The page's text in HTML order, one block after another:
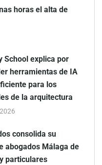
horas el alta de
School explica por
herramientas de IA
para los
de la arquitectura
consolida su
abogados Málaga de
particulares